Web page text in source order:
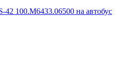
100.М6433.06500 на автобус